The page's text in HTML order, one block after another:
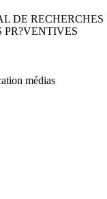
DE RECHERCHES
PR?VENTIVES
médias